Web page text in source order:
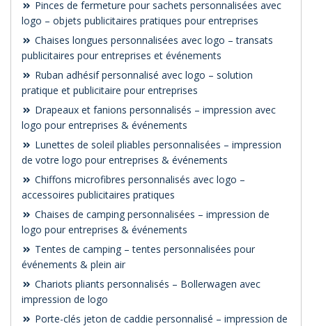
Pinces de fermeture pour sachets personnalisées avec
logo – objets publicitaires pratiques pour entreprises
Chaises longues personnalisées avec logo – transats
publicitaires pour entreprises et événements
Ruban adhésif personnalisé avec logo – solution
pratique et publicitaire pour entreprises
Drapeaux et fanions personnalisés – impression avec
logo pour entreprises & événements
Lunettes de soleil pliables personnalisées – impression
de votre logo pour entreprises & événements
Chiffons microfibres personnalisés avec logo –
accessoires publicitaires pratiques
Chaises de camping personnalisées – impression de
logo pour entreprises & événements
Tentes de camping – tentes personnalisées pour
événements & plein air
Chariots pliants personnalisés – Bollerwagen avec
impression de logo
Porte-clés jeton de caddie personnalisé – impression de